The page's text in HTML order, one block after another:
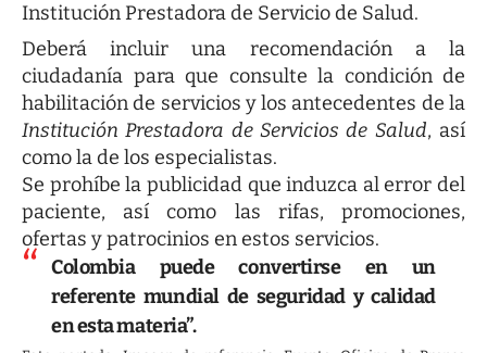
Institución Prestadora de Servicio de Salud.
Deberá incluir una recomendación a la
ciudadanía para que consulte la condición de
habilitación de servicios y los antecedentes de la
Institución Prestadora de Servicios de Salud, así
como la de los especialistas.
Se prohíbe la publicidad que induzca al error del
paciente, así como las rifas, promociones,
ofertas y patrocinios en estos servicios.
Colombia puede convertirse en un
referente mundial de seguridad y calidad
en esta materia”.